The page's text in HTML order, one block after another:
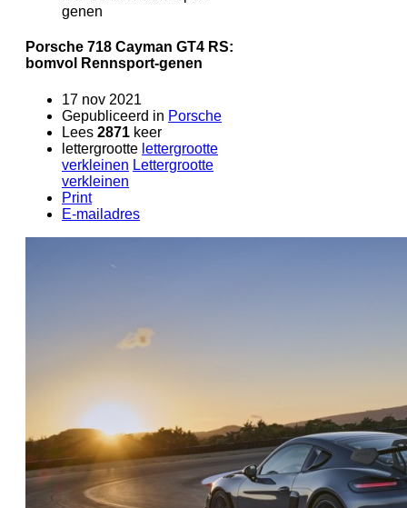
genen
Porsche 718 Cayman GT4 RS:
bomvol Rennsport-genen
17 nov 2021
Gepubliceerd in Porsche
Lees 2871 keer
lettergrootte lettergrootte
verkleinen Lettergrootte
verkleinen
Print
E-mailadres